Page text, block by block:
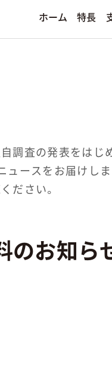
ホーム 特長
品
調査の発表をはじ
ュースをお届けし
ださい。
のお知ら